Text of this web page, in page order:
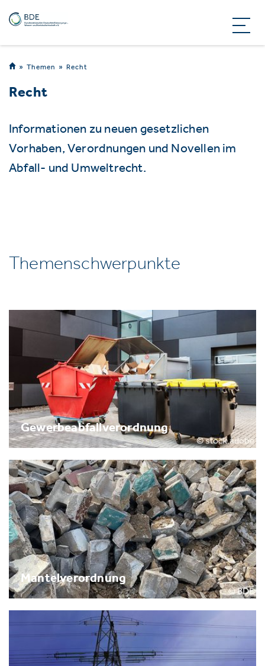
Themen Recht
Recht
Informationen zu neuen gesetzlichen
Vorhaben, Verordnungen und Novellen im
Abfall- und Umweltrecht.
Themenschwerpunkte
Gewerbeabfallverordnung
Mantelverordnung